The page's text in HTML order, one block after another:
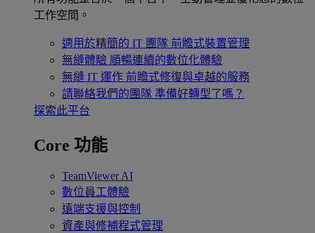
工作空間。
適用於精簡的 IT 團隊 前瞻式裝置管理
無縫體驗 順暢連續的數位化體驗
無縫 IT 運作 前瞻式修復與卓越的服務
請聯絡我們的團隊 準備好轉型了嗎？
探索此平台
Core 功能
TeamViewer AI
數位員工體驗
遠端支援與控制
資產與修補程式管理